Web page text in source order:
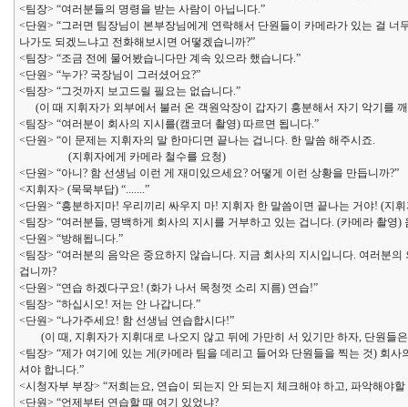
<팀장> “여러분들의 명령을 받는 사람이 아닙니다.”
<단원> “그러면 팀장님이 본부장님에게 연락해서 단원들이 카메라가 있는 걸
나가도 되겠느냐고 전화해보시면 어떻겠습니까?”
<팀장> “조금 전에 물어봤습니다만 계속 있으라 했습니다.”
<단원> “누가? 국장님이 그러셨어요?”
<팀장> “그것까지 보고드릴 필요는 없습니다.”
(이 때 지휘자가 외부에서 불러 온 객원악장이 갑자기 흥분해서 자기 악기를
<팀장> “여러분이 회사의 지시를(캠코더 촬영) 따르면 됩니다.”
<단원> “이 문제는 지휘자의 말 한마디면 끝나는 겁니다. 한 말씀 해주시죠.
(지휘자에게 카메라 철수를 요청)
<단원> “아니? 함 선생님 이런 게 재미있으세요? 어떻게 이런 상황을 만듭니까?”
<지휘자> (묵묵부답) “.......”
<단원> “흥분하지마! 우리끼리 싸우지 마! 지휘자 한 말씀이면 끝나는 거야! (지
<팀장> “여러분들, 명백하게 회사의 지시를 거부하고 있는 겁니다. (카메라 촬영
<단원> “방해됩니다.”
<팀장> “여러분의 음악은 중요하지 않습니다. 지금 회사의 지시입니다. 여러분
겁니까?
<단원> “연습 하겠다구요! (화가 나서 목청껏 소리 지름) 연습!”
<팀장> “하십시오! 저는 안 나갑니다.”
<단원> “나가주세요! 함 선생님 연습합시다!”
(이 때, 지휘자가 지휘대로 나오지 않고 뒤에 가만히 서 있기만 하자, 단원들
<팀장> “제가 여기에 있는 게(카메라 팀을 데리고 들어와 단원들을 찍는 것) 회
셔야 합니다.”
<시청자부 부장> “저희는요, 연습이 되는지 안 되는지 체크해야 하고, 파악해야
<단원> “언제부터 연습할 때 여기 있었냐?